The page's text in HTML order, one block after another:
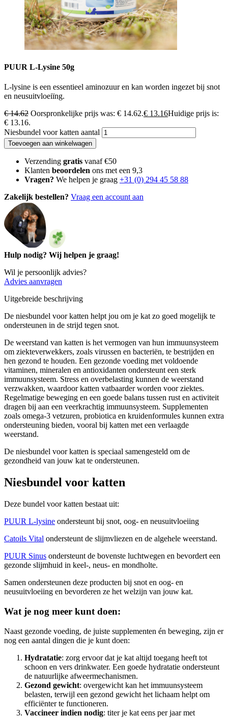
PUUR L-Lysine 50g
L-lysine is een essentieel aminozuur en kan worden ingezet bij snot
en neusuitvloeiïng.
€14.62 Oorspronkelijke prijs was: € 14.62.€ 13.16Huidige prijs is:
€ 13.16.
Niesbundel voor katten aantal
Toevoegen aan winkelwagen
Verzending gratis vanaf €50
Klanten beoordelen ons met een 9,3
Vragen? We helpen je graag +31 (0) 294 45 58 88
Zakelijk bestellen? Vraag een account aan
Hulp nodig? Wij helpen je graag!
Wil je persoonlijk advies?
Advies aanvragen
Uitgebreide beschrijving
De niesbundel voor katten helpt jou om je kat zo goed mogelijk te
ondersteunen in de strijd tegen snot.
De weerstand van katten is het vermogen van hun immuunsysteem
om ziekteverwekkers, zoals virussen en bacteriën, te bestrijden en
hen gezond te houden. Een gezonde voeding met voldoende
vitaminen, mineralen en antioxidanten ondersteunt een sterk
immuunsysteem. Stress en overbelasting kunnen de weerstand
verzwakken, waardoor katten vatbaarder worden voor ziektes.
Regelmatige beweging en een goede balans tussen rust en activiteit
dragen bij aan een veerkrachtig immuunsysteem. Supplementen
zoals omega-3 vetzuren, probiotica en kruidenformules kunnen extra
ondersteuning bieden, vooral bij katten met een verlaagde
weerstand.
De niesbundel voor katten is speciaal samengesteld om de
gezondheid van jouw kat te ondersteunen.
Niesbundel voor katten
Deze bundel voor katten bestaat uit:
PUUR L-lysine ondersteunt bij snot, oog- en neusuitvloeiing
Catoils Vital ondersteunt de slijmvliezen en de algehele weerstand.
PUUR Sinus ondersteunt de bovenste luchtwegen en bevordert een
gezonde slijmhuid in keel-, neus- en mondholte.
Samen ondersteunen deze producten bij snot en oog- en
neusuitvloeiing en bevorderen ze het welzijn van jouw kat.
Wat je nog meer kunt doen:
Naast gezonde voeding, de juiste supplementen én beweging, zijn er
nog een aantal dingen die je kunt doen:
Hydratatie: zorg ervoor dat je kat altijd toegang heeft tot
schoon en vers drinkwater. Een goede hydratatie ondersteunt
de natuurlijke afweermechanismen.
Gezond gewicht: overgewicht kan het immuunsysteem
belasten, terwijl een gezond gewicht het lichaam helpt om
efficiënter te functioneren.
Vaccineer indien nodig: titer je kat eens per jaar met